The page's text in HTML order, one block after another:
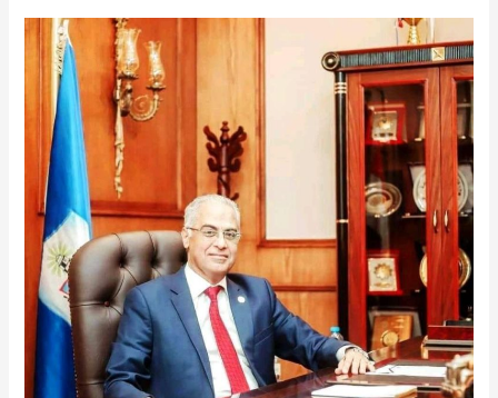
PSU
encabeza
las
revistas
científicas